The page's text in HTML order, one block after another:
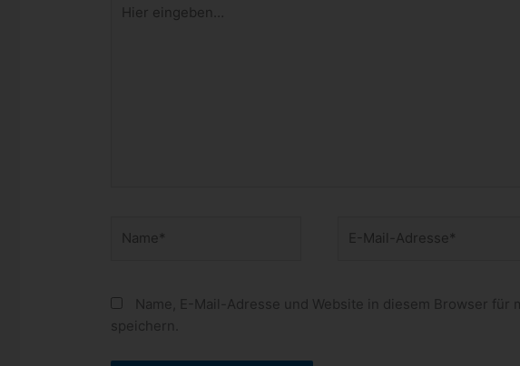
eingeben…
Mail-
Name, E-Mail-Adresse und Website in diesem Browser für
speichern.